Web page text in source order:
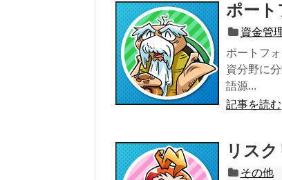
ポート
資金管
ポートフ
資分野に
語源...
記事を読む
リス
その他